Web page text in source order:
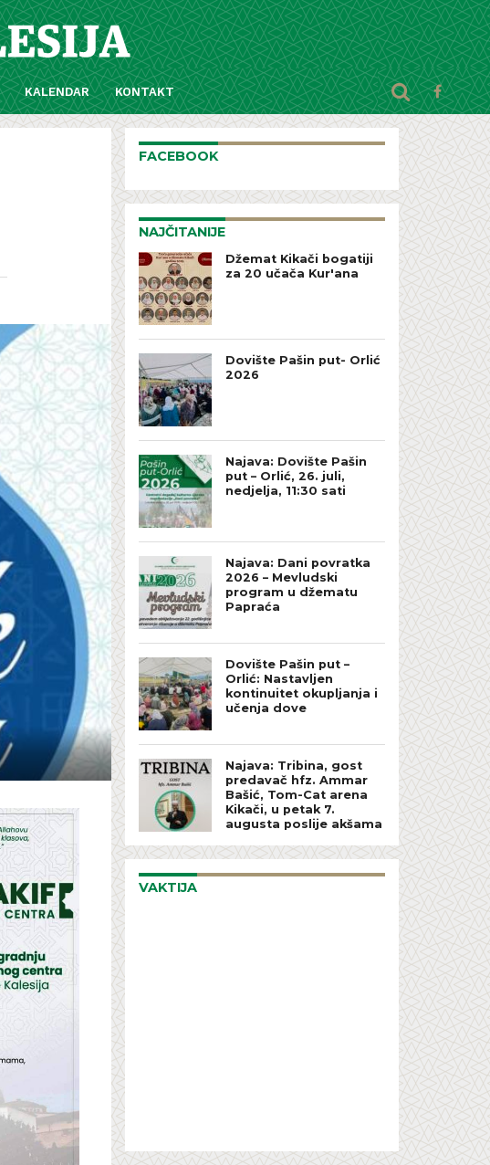
KALENDAR KONTAKT
FACEBOOK
NAJČITANIJE
Džemat Kikači bogatiji
za 20 učača Kur'ana
Dovište Pašin put- Orlić
2026
Najava: Dovište Pašin
put – Orlić, 26. juli,
nedjelja, 11:30 sati
Najava: Dani povratka
2026 – Mevludski
program u džematu
Papraća
Dovište Pašin put –
Orlić: Nastavljen
kontinuitet okupljanja i
učenja dove
Najava: Tribina, gost
predavač hfz. Ammar
Bašić, Tom-Cat arena
Kikači, u petak 7.
augusta poslije akšama
VAKTIJA